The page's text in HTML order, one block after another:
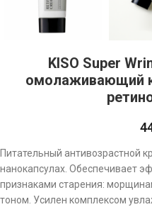
KISO Super
омолаживающий
Питательный антивозрастной
нанокапсулах. Обеспечивает
признаками старения:
тоном. Усилен комплексом